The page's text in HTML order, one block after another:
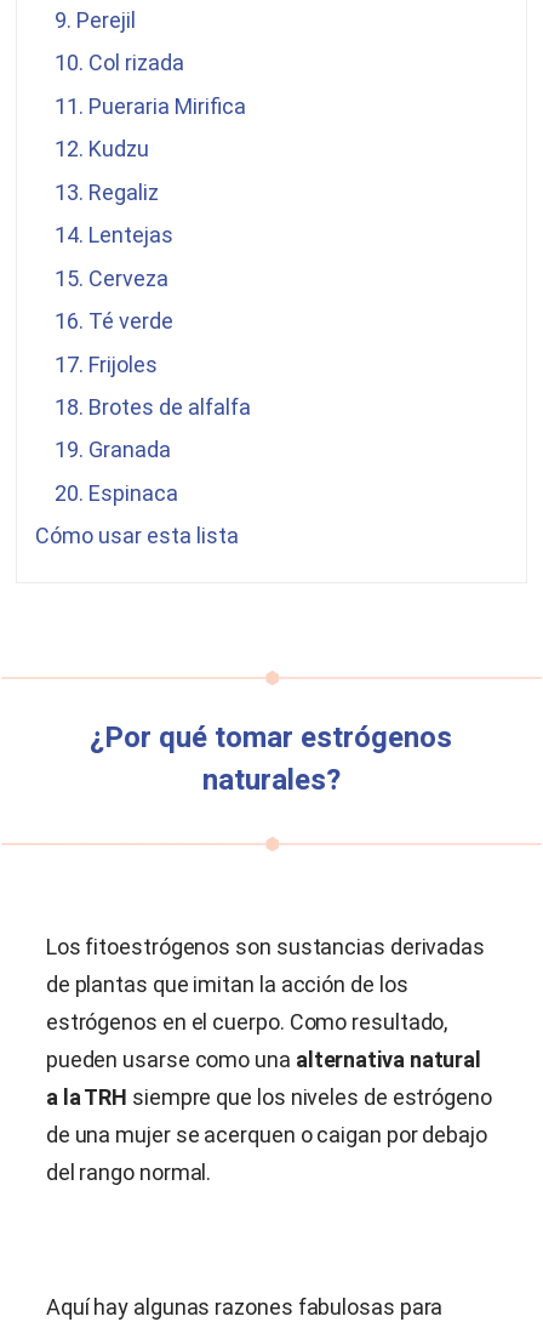
9. Perejil
10. Col rizada
11. Pueraria Mirifica
12. Kudzu
13. Regaliz
14. Lentejas
15. Cerveza
16. Té verde
17. Frijoles
18. Brotes de alfalfa
19. Granada
20. Espinaca
Cómo usar esta lista
¿Por qué tomar estrógenos
naturales?
Los fitoestrógenos son sustancias derivadas
de plantas que imitan la acción de los
estrógenos en el cuerpo. Como resultado,
pueden usarse como una alternativa natural
a la TRH siempre que los niveles de estrógeno
de una mujer se acerquen o caigan por debajo
del rango normal.
Aquí hay algunas razones fabulosas para